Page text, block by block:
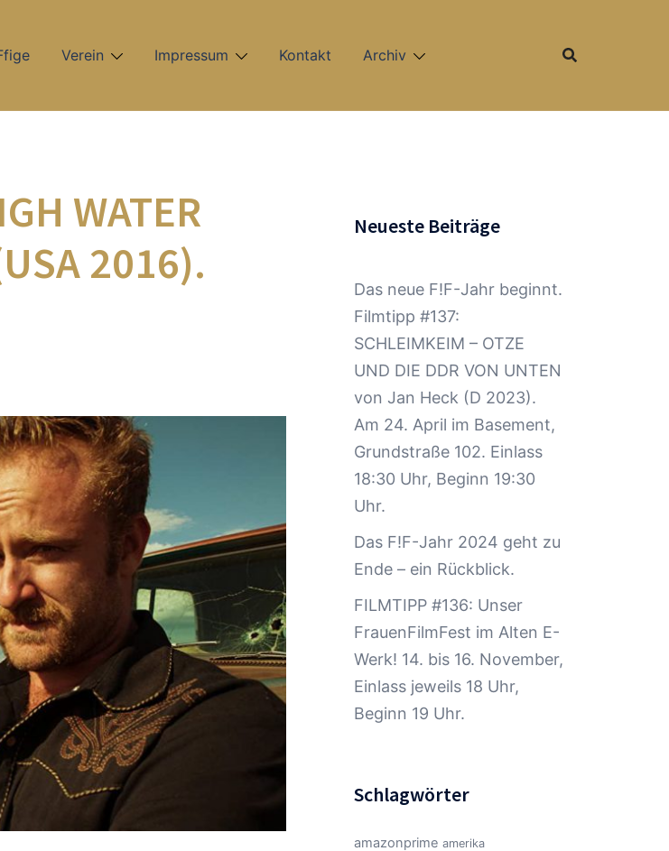
Verein Impressum Kontakt Archiv
WATER
2016).
Neueste Beiträge
Das neue F!F-Jahr beginnt.
Filmtipp #137:
SCHLEIMKEIM – OTZE
UND DIE DDR VON UNTEN
von Jan Heck (D 2023).
Am 24. April im Basement,
Grundstraße 102. Einlass
18:30 Uhr, Beginn 19:30
Uhr.
Das F!F-Jahr 2024 geht zu
Ende – ein Rückblick.
FILMTIPP #136: Unser
FrauenFilmFest im Alten E-
Werk! 14. bis 16. November,
Einlass jeweils 18 Uhr,
Beginn 19 Uhr.
Schlagwörter
amazonprime amerika